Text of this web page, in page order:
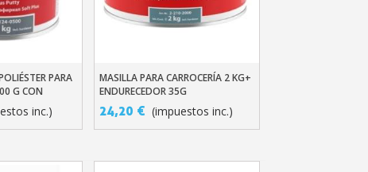
PARA
G CON
inc.)
Añadir Al Carrito
MASILLA PARA CARROCERÍA 2 KG+
ENDURECEDOR 35G
24,20 € (impuestos inc.)